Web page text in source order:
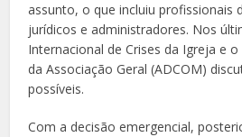
assunto, o que incluiu profissionais
jurídicos e administradores. Nos
Internacional de Crises da Igreja e
da Associação Geral (ADCOM)
possíveis.
Com a decisão emergencial,